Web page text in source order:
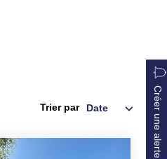
Créer une alerte
Trier par